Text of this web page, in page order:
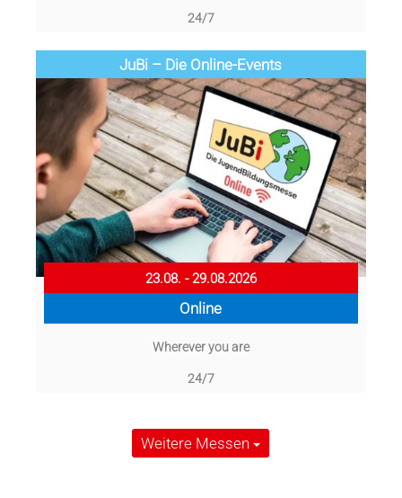
24/7
JuBi – Die Online-Events
23.08. - 29.08.2026
Online
Wherever you are
24/7
Weitere Messen